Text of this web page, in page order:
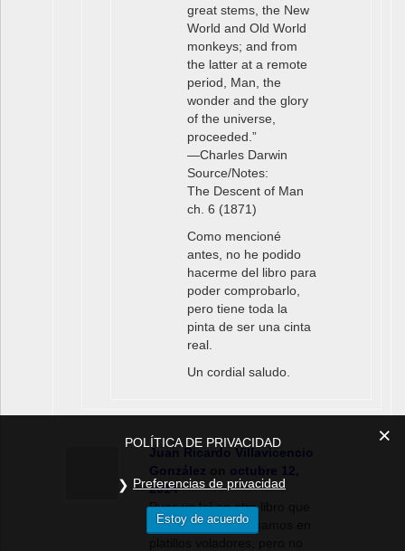
great stems, the New
World and Old World
monkeys; and from
the latter at a remote
period, Man, the
wonder and the glory
of the universe,
proceeded.”
―Charles Darwin
Source/Notes:
The Descent of Man
ch. 6 (1871)
Como mencioné
antes, no he podido
hacerme del libro para
poder comprobarlo,
pero tiene toda la
pinta de ser una cinta
real.
Un cordial saludo.
Juan Ricardo Villavicencio
González
octubre 12,
2014
Pues yo leí en otro libro que
Darwin dijo que llegamos en
POLÍTICA DE PRIVACIDAD
Preferencias de privacidad
Estoy de acuerdo